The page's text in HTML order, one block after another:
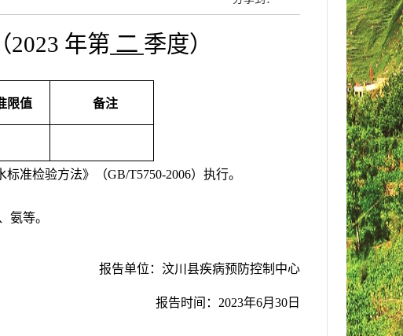
（2023 年第 二 季度）
限值 备注
标准检验方法》（GB/T5750-2006）执行。
氨等。
报告单位 ： 汶川县疾病预防控制中心
报告时间 ： 2023年6月30日